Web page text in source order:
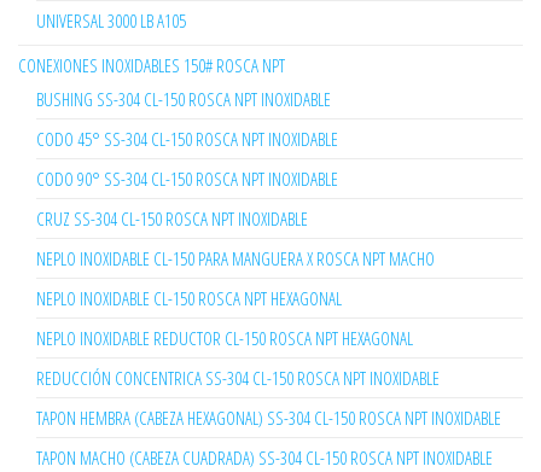
UNIVERSAL 3000 LB A105
CONEXIONES INOXIDABLES 150# ROSCA NPT
BUSHING SS-304 CL-150 ROSCA NPT INOXIDABLE
CODO 45° SS-304 CL-150 ROSCA NPT INOXIDABLE
CODO 90° SS-304 CL-150 ROSCA NPT INOXIDABLE
CRUZ SS-304 CL-150 ROSCA NPT INOXIDABLE
NEPLO INOXIDABLE CL-150 PARA MANGUERA X ROSCA NPT MACHO
NEPLO INOXIDABLE CL-150 ROSCA NPT HEXAGONAL
NEPLO INOXIDABLE REDUCTOR CL-150 ROSCA NPT HEXAGONAL
REDUCCIÓN CONCENTRICA SS-304 CL-150 ROSCA NPT INOXIDABLE
TAPON HEMBRA (CABEZA HEXAGONAL) SS-304 CL-150 ROSCA NPT INOXIDABLE
TAPON MACHO (CABEZA CUADRADA) SS-304 CL-150 ROSCA NPT INOXIDABLE